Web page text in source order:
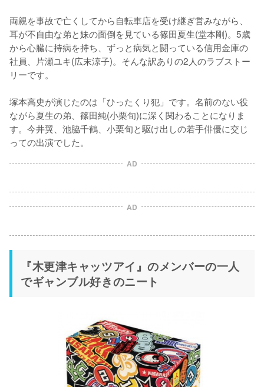
両親を事故で亡くしてから自転車店を受け継ぎ営みながら、
耳が不自由な弟と妹の面倒を見ている篠田夏生(堂本剛)。5歳
から心臓に持病を持ち、ずっと病気と闘っている信用金庫の
社員、片瀬ユキ(広末涼子)。そんな訳ありの2人のラブストー
リーです。
塚本高史が演じたのは「ひったくり犯」です。名前のない役
ながら夏生の弟、篠田純(小栗旬)に深く関わることになりま
す。今井翼、池脇千鶴、小栗旬と駆け出しの若手俳優に交じ
っての出演でした。
AD
AD
『木更津キャッツアイ』のメンバーの一人
でギャンブル好きのニート